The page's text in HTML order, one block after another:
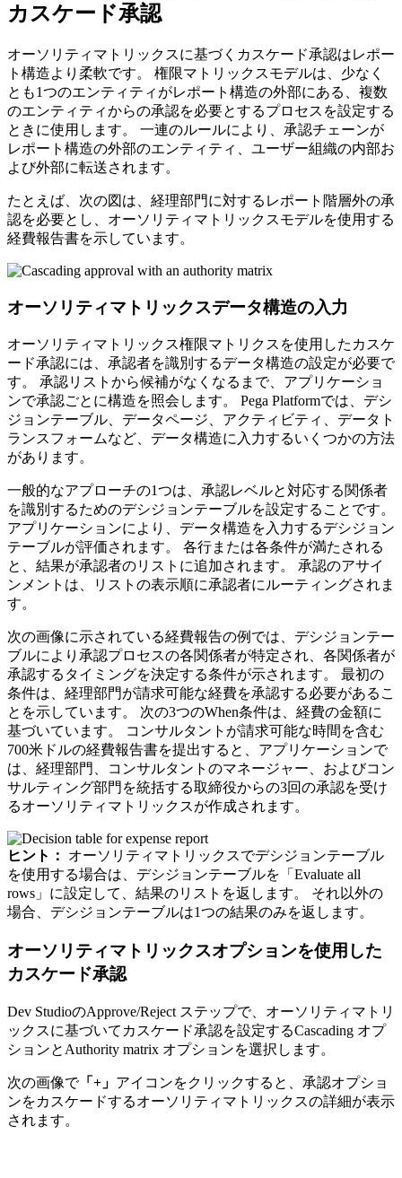
カスケード承認
オーソリティマトリックスに基づくカスケード承認はレポー
ト構造より柔軟です。 権限マトリックスモデルは、少なく
とも1つのエンティティがレポート構造の外部にある、複数
のエンティティからの承認を必要とするプロセスを設定する
ときに使用します。 一連のルールにより、承認チェーンが
レポート構造の外部のエンティティ、ユーザー組織の内部お
よび外部に転送されます。
たとえば、次の図は、経理部門に対するレポート階層外の承
認を必要とし、オーソリティマトリックスモデルを使用する
経費報告書を示しています。
オーソリティマトリックスデータ構造の入力
オーソリティマトリックス権限マトリクスを使用したカスケ
ード承認には、承認者を識別するデータ構造の設定が必要で
す。 承認リストから候補がなくなるまで、アプリケーショ
ンで承認ごとに構造を照会します。 Pega Platformでは、デシ
ジョンテーブル、データページ、アクティビティ、データト
ランスフォームなど、データ構造に入力するいくつかの方法
があります。
一般的なアプローチの1つは、承認レベルと対応する関係者
を識別するためのデシジョンテーブルを設定することです。
アプリケーションにより、データ構造を入力するデシジョン
テーブルが評価されます。 各行または各条件が満たされる
と、結果が承認者のリストに追加されます。 承認のアサイ
ンメントは、リストの表示順に承認者にルーティングされま
す。
次の画像に示されている経費報告の例では、デシジョンテー
ブルにより承認プロセスの各関係者が特定され、各関係者が
承認するタイミングを決定する条件が示されます。 最初の
条件は、経理部門が請求可能な経費を承認する必要があるこ
とを示しています。 次の3つのWhen条件は、経費の金額に
基づいています。 コンサルタントが請求可能な時間を含む
700米ドルの経費報告書を提出すると、アプリケーションで
は、経理部門、コンサルタントのマネージャー、およびコン
サルティング部門を統括する取締役からの3回の承認を受け
るオーソリティマトリックスが作成されます。
ヒント： オーソリティマトリックスでデシジョンテーブル
を使用する場合は、デシジョンテーブルを「Evaluate all
rows」に設定して、結果のリストを返します。 それ以外の
場合、デシジョンテーブルは1つの結果のみを返します。
オーソリティマトリックスオプションを使用した
カスケード承認
Dev StudioのApprove/Reject ステップで、オーソリティマトリ
ックスに基づいてカスケード承認を設定するCascading オプ
ションと Authority matrix オプションを選択します。
次の画像で「+」 アイコンをクリックすると、承認オプショ
ンをカスケードするオーソリティマトリックスの詳細が表示
されます。